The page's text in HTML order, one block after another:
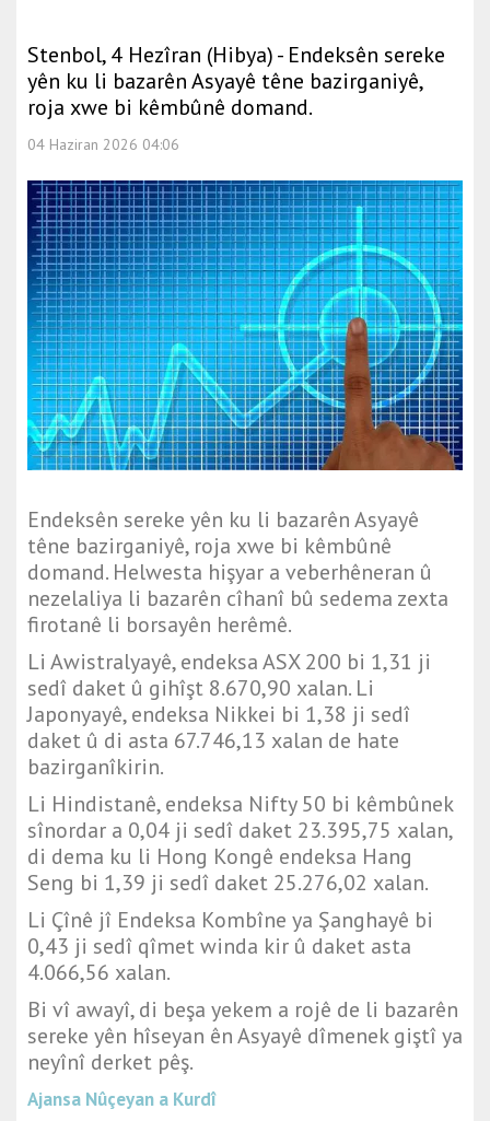
Stenbol, 4 Hezîran (Hibya) - Endeksên sereke
yên ku li bazarên Asyayê têne bazirganiyê,
roja xwe bi kêmbûnê domand.
04 Haziran 2026 04:06
Endeksên sereke yên ku li bazarên Asyayê
têne bazirganiyê, roja xwe bi kêmbûnê
domand. Helwesta hişyar a veberhêneran û
nezelaliya li bazarên cîhanî bû sedema zexta
firotanê li borsayên herêmê.
Li Awistralyayê, endeksa ASX 200 bi 1,31 ji
sedî daket û gihîşt 8.670,90 xalan. Li
Japonyayê, endeksa Nikkei bi 1,38 ji sedî
daket û di asta 67.746,13 xalan de hate
bazirganîkirin.
Li Hindistanê, endeksa Nifty 50 bi kêmbûnek
sînordar a 0,04 ji sedî daket 23.395,75 xalan,
di dema ku li Hong Kongê endeksa Hang
Seng bi 1,39 ji sedî daket 25.276,02 xalan.
Li Çînê jî Endeksa Kombîne ya Şanghayê bi
0,43 ji sedî qîmet winda kir û daket asta
4.066,56 xalan.
Bi vî awayî, di beşa yekem a rojê de li bazarên
sereke yên hîseyan ên Asyayê dîmenek giştî ya
neyînî derket pêş.
Ajansa Nûçeyan a Kurdî